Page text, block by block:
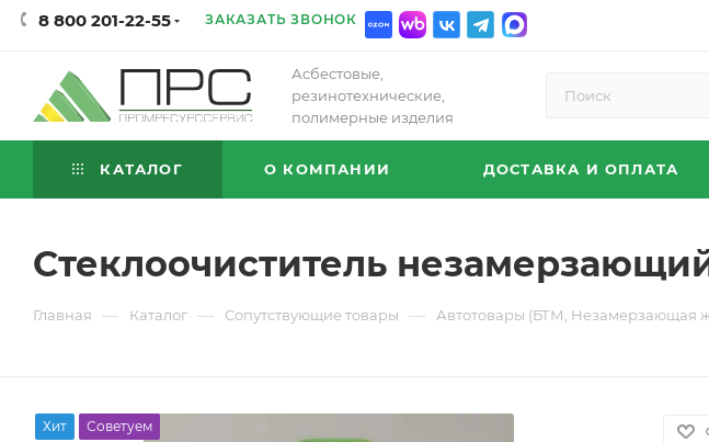
8 800 201-22-55 ЗАКАЗАТЬ ЗВОНОК
Асбестовые,
резинотехнические,
полимерные изделия
КАТАЛОГ О КОМПАНИИ ДОСТАВКА И ОПЛАТА
Стеклоочиститель
Главная — Каталог — Сопутствующие товары — Автотовары (БТМ, Незамерзающая
Хит Советуем